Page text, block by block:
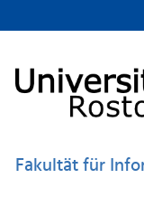
Fakultät für